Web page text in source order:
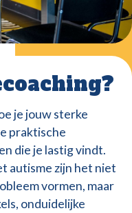
je jouw sterke
praktische
die je lastig vindt.
autisme zijn het niet
vormen, maar
onduidelijke